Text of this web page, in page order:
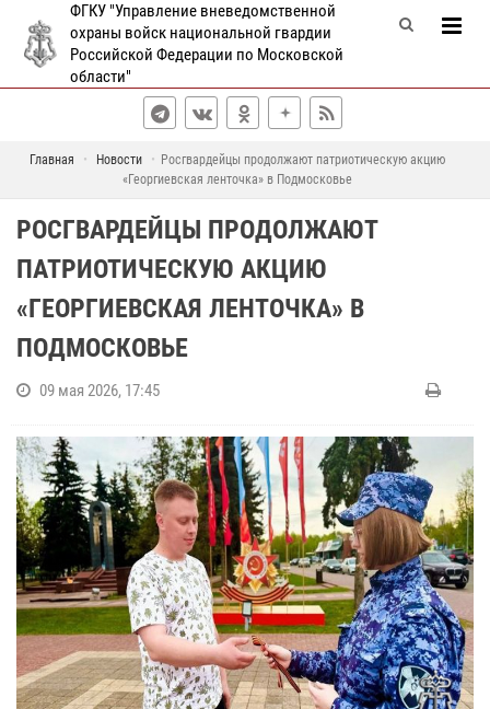
ФГКУ "Управление вневедомственной
охраны войск национальной гвардии
Российской Федерации по Московской
области"
Главная Новости
Росгвардейцы продолжают патриотическую акцию
«Георгиевская ленточка» в Подмосковье
РОСГВАРДЕЙЦЫ ПРОДОЛЖАЮТ
ПАТРИОТИЧЕСКУЮ АКЦИЮ
«ГЕОРГИЕВСКАЯ ЛЕНТОЧКА» В
ПОДМОСКОВЬЕ
09 мая 2026, 17:45